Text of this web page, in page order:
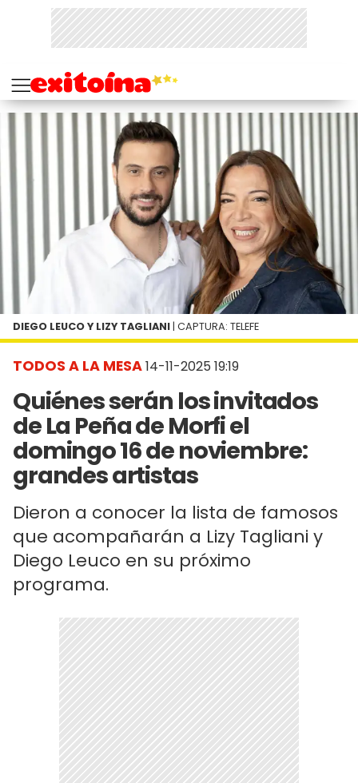
TODOS A LA MESA14-11-2025 19:19
Quiénes serán los invitados
de La Peña de Morfi el
domingo 16 de noviembre:
grandes artistas
Dieron a conocer la lista de famosos
que acompañarán a Lizy Tagliani y
Diego Leuco en su próximo
programa.
DIEGO LEUCO Y LIZY TAGLIANI | CAPTURA: TELEFE